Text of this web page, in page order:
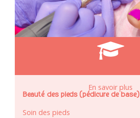
En savoir plus
Beauté des pieds (pédicure de base)
Soin des pieds